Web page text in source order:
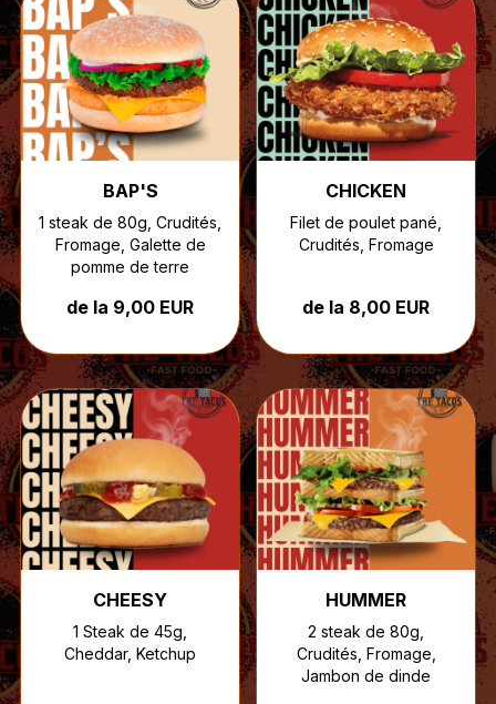
BAP'S
1 steak de 80g, Crudités,
Fromage, Galette de
pomme de terre
de la 9,00 EUR
CHICKEN
Filet de poulet pané,
Crudités, Fromage
de la 8,00 EUR
CHEESY
1 Steak de 45g,
Cheddar, Ketchup
HUMMER
2 steak de 80g,
Crudités, Fromage,
Jambon de dinde